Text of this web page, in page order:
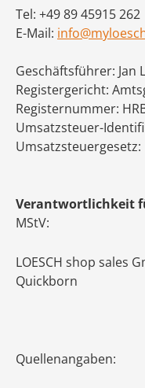
Tel: +49 89 45915 262
E-Mail:
Geschäftsführer: Jan
Registergericht:
Registernummer:
Umsatzsteuer-
Umsatzsteuergesetz:
Verantwortlichkeit
MStV:
LOESCH shop sales
Quickborn
Quellenangaben: